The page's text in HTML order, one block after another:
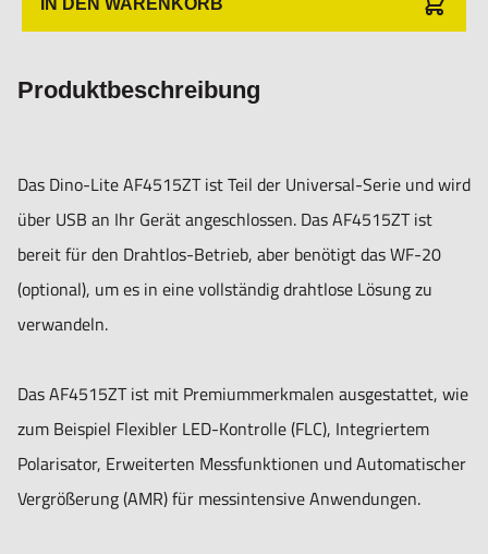
Dino-Lite-Reihe: Dino-Lite Universal - verkabelt
Licht/ LED-Typ: Weiß
Anzahl der LEDs: 8
LED an/aus schaltbar: Ja
Infrarot-Filter: IR-Cut-Filter >650 nm
Diffusor verfügbar: Ja (N3C-D enthalten)
Polarisator: Ja, linear
Optik:
Vergrößerung: 20-220x
IN DEN WARENKORB
Produktbeschreibung
Das Dino-Lite AF4515ZT ist Teil der Universal-Serie und wird
über USB an Ihr Gerät angeschlossen. Das AF4515ZT ist
bereit für den Drahtlos-Betrieb, aber benötigt das WF-20
(optional), um es in eine vollständig drahtlose Lösung zu
verwandeln.
Das AF4515ZT ist mit Premiummerkmalen ausgestattet, wie
zum Beispiel Flexibler LED-Kontrolle (FLC), Integriertem
Polarisator, Erweiterten Messfunktionen und Automatischer
Vergrößerung (AMR) für messintensive Anwendungen.